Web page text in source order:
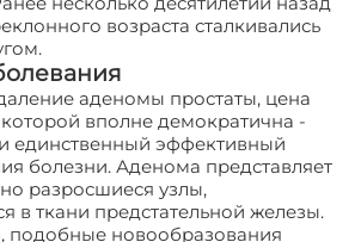
возраста сталкивались
аденомы простаты, цена
вполне демократична -
единственный эффективный
болезни. Аденома представляет
разросшиеся узлы,
в ткани предстательной железы.
подобные новообразования